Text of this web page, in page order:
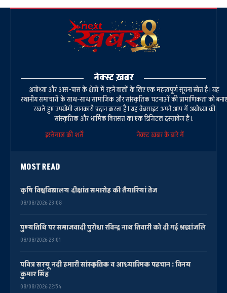
नेक्स्ट ख़बर
अयोध्या और आस-पास के क्षेत्रों में रहने वालों के लिए एक महत्वपूर्ण सूचना स्रोत है। यह
स्थानीय समाचारों के साथ-साथ सामाजिक और सांस्कृतिक घटनाओं की प्रामाणिकता को बनाए
रखते हुए उपयोगी जानकारी प्रदान करता है। यह वेबसाइट अपने आप में अयोध्या की
सांस्कृतिक और धार्मिक विरासत का एक डिजिटल दस्तावेज है।.
इस्तेमाल की शर्तें
नेक्स्ट ख़बर के बारे में
MOST READ
कृषि विश्वविद्यालय दीक्षांत समारोह की तैयारियां तेज
08/08/2026 23:08
पुण्यतिथि पर समाजवादी पुरोधा रविन्द्र नाथ तिवारी को दी गई श्रद्धांजलि
08/08/2026 23:01
पवित्र सरयू नदी हमारी सांस्कृतिक व आध्यात्मिक पहचान : विनय
कुमार सिंह
08/08/2026 22:54